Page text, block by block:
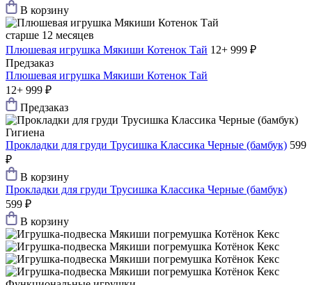
В корзину
старше 12 месяцев
Плюшевая игрушка Мякиши Котенок Тай 12+ 999 ₽
Предзаказ
Плюшевая игрушка Мякиши Котенок Тай
12+ 999 ₽
Предзаказ
Гигиена
Прокладки для груди Трусишка Классика Черные (бамбук) 599
₽
В корзину
Прокладки для груди Трусишка Классика Черные (бамбук)
599 ₽
В корзину